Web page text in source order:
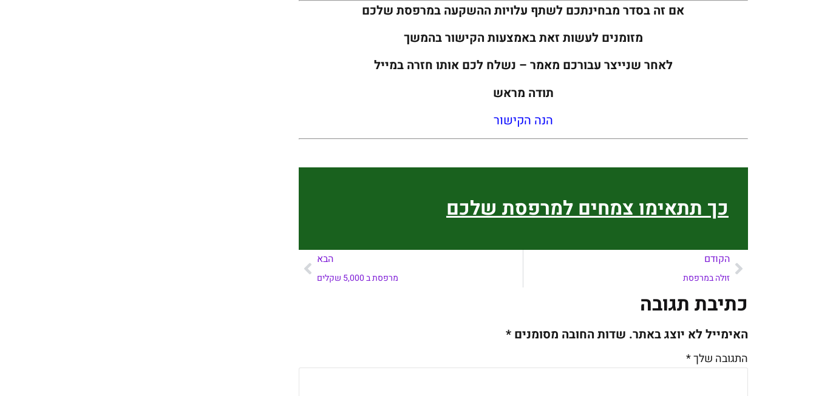
אם זה בסדר מבחינתכם לשתף עלויות ההשקעה במרפסת שלכם
מזומנים לעשות זאת באמצעות הקישור בהמשך
לאחר שנייצר עבורכם מאמר – נשלח לכם אותו חזרה במייל
תודה מראש
הנה הקישור
כך תתאימו צמחים למרפסת שלכם
הקודם
זולה במרפסת
הבא
מרפסת ב 5,000 שקלים
כתיבת תגובה
האימייל לא יוצג באתר. שדות החובה מסומנים*
התגובה שלך*